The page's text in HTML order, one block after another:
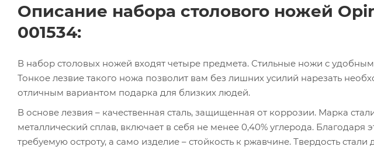
Описание набора столового ножей
001534:
В набор столовых ножей входят четыре предмета. Стильные ножи с
Тонкое лезвие такого ножа позволит вам без лишних усилий нарезать
отличным вариантом подарка для близких людей.
В основе лезвия – качественная сталь, защищенная от коррозии. Марка
металлический сплав, включает в себя не менее 0,40% углерода.
требуемую остроту, а само изделие – стойкость к ржавчине. Твердость